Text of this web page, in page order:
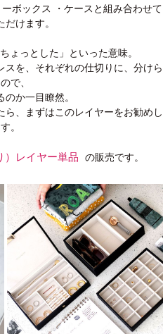
ボックス ・ケースと組み合わせて
だけます。
ょっとした」といった意味。
を、それぞれの仕切りに、分けら
で、
か一目瞭然。
、まずはこのレイヤーをお勧めし
。
）レイヤー単品 の販売です。